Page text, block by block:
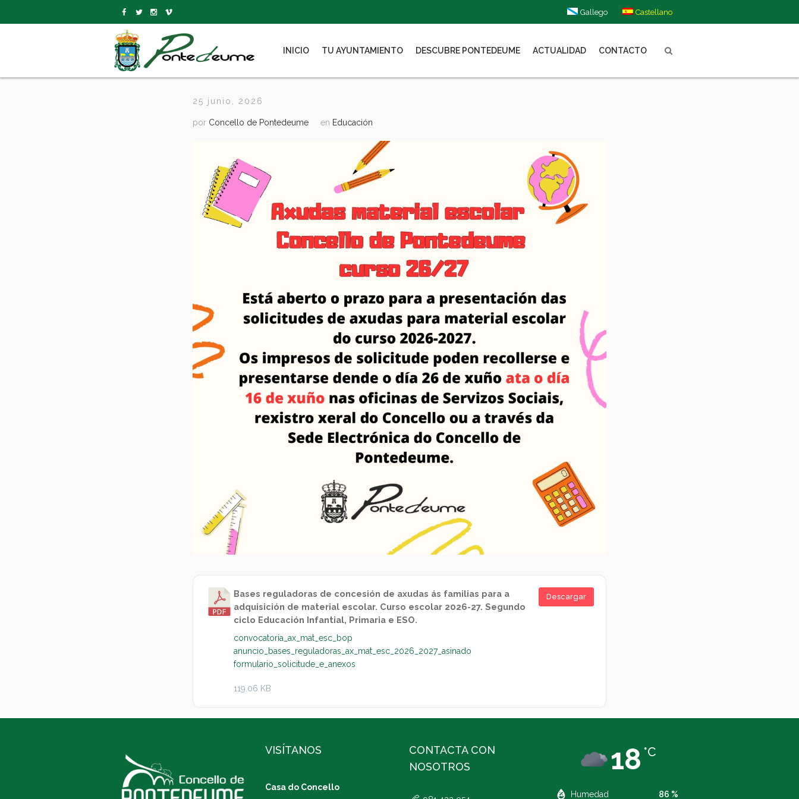
Gallego Castellano
INICIO TU AYUNTAMIENTO DESCUBRE PONTEDEUME ACTUALIDAD CONTACTO
25 junio, 2026
por Concello de Pontedeume en Educación
Bases reguladoras de concesión de axudas ás familias para a
adquisición de material escolar. Curso escolar 2026-27. Segundo
ciclo Educación Infantial, Primaria e ESO.
convocatoria_ax_mat_esc_bop
anuncio_bases_reguladoras_ax_mat_esc_2026_2027_asinado
formulario_solicitude_e_anexos
119.06 KB
Descargar
VISÍTANOS
Casa do Concello
CONTACTA CON
NOSOTROS
18 °C
Humedad 86 %